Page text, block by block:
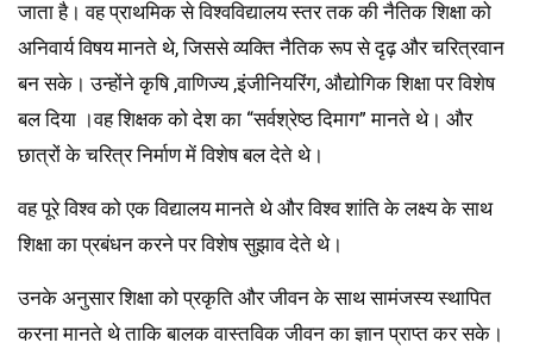
जाता है। वह प्राथमिक से विश्वविद्यालय स्तर तक की नैतिक शिक्षा को
अनिवार्य विषय मानते थे, जिससे व्यक्ति नैतिक रूप से दृढ़ और चरित्रवान
बन सके। उन्होंने कृषि ,वाणिज्य ,इंजीनियरिंग, औद्योगिक शिक्षा पर विशेष
बल दिया ।वह शिक्षक को देश का “सर्वश्रेष्ठ दिमाग” मानते थे। और
छात्रों के चरित्र निर्माण में विशेष बल देते थे।
वह पूरे विश्व को एक विद्यालय मानते थे और विश्व शांति के लक्ष्य के साथ
शिक्षा का प्रबंधन करने पर विशेष सुझाव देते थे।
उनके अनुसार शिक्षा को प्रकृति और जीवन के साथ सामंजस्य स्थापित
करना मानते थे ताकि बालक वास्तविक जीवन का ज्ञान प्राप्त कर सके।